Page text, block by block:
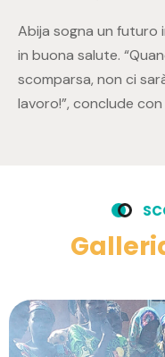
Abija sogna un futuro
in buona salute.
scomparsa, non ci
lavoro!”, conclude
SC
Galleri